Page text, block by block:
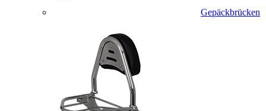
Gepäckbrücken